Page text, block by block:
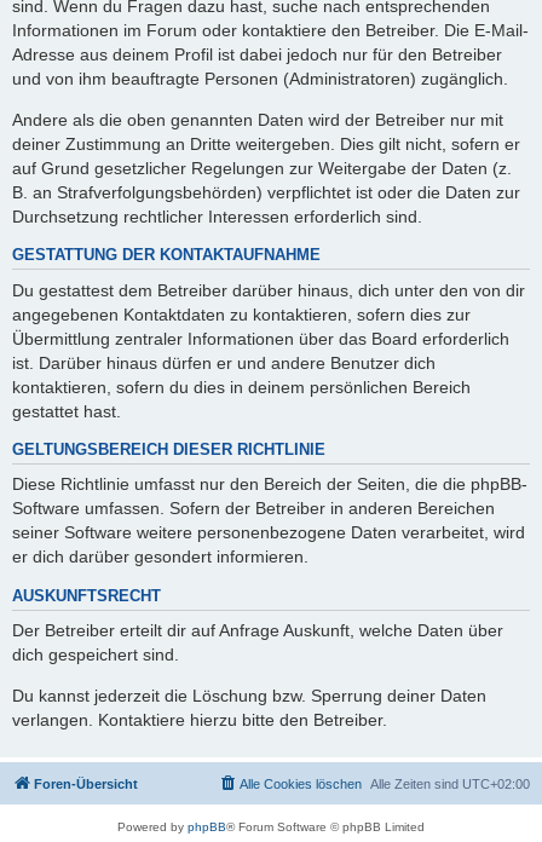
sind. Wenn du Fragen dazu hast, suche nach entsprechenden
Informationen im Forum oder kontaktiere den Betreiber. Die E-Mail-
Adresse aus deinem Profil ist dabei jedoch nur für den Betreiber
und von ihm beauftragte Personen (Administratoren) zugänglich.
Andere als die oben genannten Daten wird der Betreiber nur mit
deiner Zustimmung an Dritte weitergeben. Dies gilt nicht, sofern er
auf Grund gesetzlicher Regelungen zur Weitergabe der Daten (z.
B. an Strafverfolgungsbehörden) verpflichtet ist oder die Daten zur
Durchsetzung rechtlicher Interessen erforderlich sind.
GESTATTUNG DER KONTAKTAUFNAHME
Du gestattest dem Betreiber darüber hinaus, dich unter den von dir
angegebenen Kontaktdaten zu kontaktieren, sofern dies zur
Übermittlung zentraler Informationen über das Board erforderlich
ist. Darüber hinaus dürfen er und andere Benutzer dich
kontaktieren, sofern du dies in deinem persönlichen Bereich
gestattet hast.
GELTUNGSBEREICH DIESER RICHTLINIE
Diese Richtlinie umfasst nur den Bereich der Seiten, die die phpBB-
Software umfassen. Sofern der Betreiber in anderen Bereichen
seiner Software weitere personenbezogene Daten verarbeitet, wird
er dich darüber gesondert informieren.
AUSKUNFTSRECHT
Der Betreiber erteilt dir auf Anfrage Auskunft, welche Daten über
dich gespeichert sind.
Du kannst jederzeit die Löschung bzw. Sperrung deiner Daten
verlangen. Kontaktiere hierzu bitte den Betreiber.
Foren-Übersicht Alle Zeiten sind UTC+02:00
Alle Cookies löschen
Powered by phpBB® Forum Software © phpBB Limited